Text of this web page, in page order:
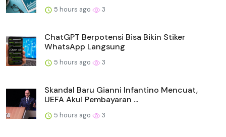
5 hours ago 3
ChatGPT Berpotensi Bisa Bikin Stiker
WhatsApp Langsung
5 hours ago 3
Skandal Baru Gianni Infantino Mencuat,
UEFA Akui Pembayaran ...
5 hours ago 3